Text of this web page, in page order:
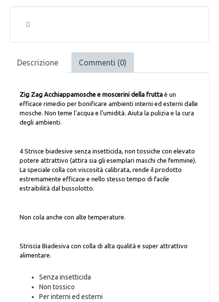
Descrizione Commenti (0)
Zig Zag Acchiappamosche e moscerini della frutta è un
efficace rimedio per bonificare ambienti interni ed esterni dalle
mosche. Non teme l'acqua e l'umidità. Aiuta la pulizia e la cura
degli ambienti.
4 Strisce biadesive senza insetticida, non tossiche con elevato
potere attrattivo (attira sia gli esemplari maschi che femmine).
La speciale colla con viscosità calibrata, rende il prodotto
estremamente efficace e nello stesso tempo di facile
estraibilità dal bussolotto.
Non cola anche con alte temperature.
Striscia Biadesiva con colla di alta qualità e super attrattivo
alimentare.
Senza insetticida
Non tossico
Per interni ed esterni